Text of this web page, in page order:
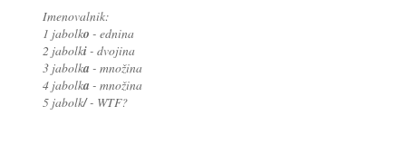
Imenovalnik:
1 jabolko - ednina
2 jabolki- dvojina
3 jabolka - množina
4 jabolka - množina
5 jabolk/- WTF?